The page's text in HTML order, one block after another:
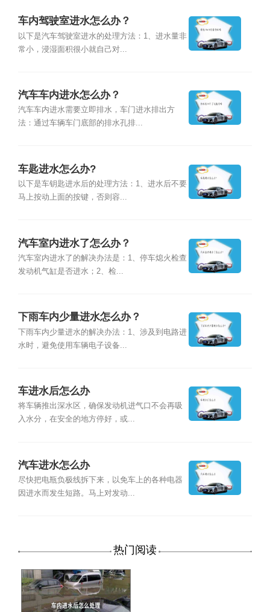
车内驾驶室进水怎么办？
以下是汽车驾驶室进水的处理方法：1、进水量非
常小，浸湿面积很小就自己对...
汽车车内进水怎么办？
汽车车内进水需要立即排水，车门进水排出方
法：通过车辆车门底部的排水孔排...
车匙进水怎么办?
以下是车钥匙进水后的处理方法：1、进水后不要
马上按动上面的按键，否则容...
汽车室内进水了怎么办？
汽车室内进水了的解决办法是：1、停车熄火检查
发动机气缸是否进水；2、检...
下雨车内少量进水怎么办？
下雨车内少量进水的解决办法：1、涉及到电路进
水时，避免使用车辆电子设备...
车进水后怎么办
将车辆推出深水区，确保发动机进气口不会再吸
入水分，在安全的地方停好，或...
汽车进水怎么办
尽快把电瓶负极线拆下来，以免车上的各种电器
因进水而发生短路。马上对发动...
热门阅读